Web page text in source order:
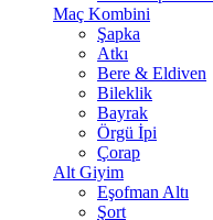
Maç Kombini
Şapka
Atkı
Bere & Eldiven
Bileklik
Bayrak
Örgü İpi
Çorap
Alt Giyim
Eşofman Altı
Şort